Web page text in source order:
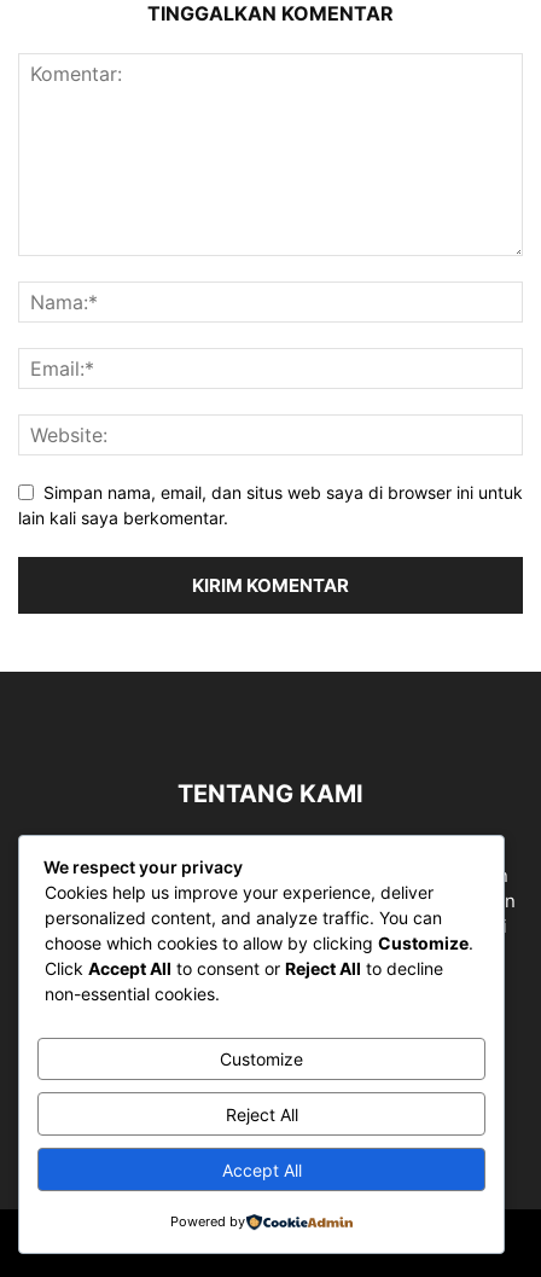
TINGGALKAN KOMENTAR
Simpan nama, email, dan situs web saya di browser ini untuk
lain kali saya berkomentar.
TENTANG KAMI
bergerak di ruang jurnalistik, sebagai entitas pemberian
ruang Publik, Media merupakan literasi mutlak diperlukan
sebagai kemampuan dasar berpikir kritis untuk hidup di
abad informasi.
Hubungi kami:
IKUTI KAMI
We respect your privacy
Cookies help us improve your experience, deliver
personalized content, and analyze traffic. You can
choose which cookies to allow by clicking Customize.
Click Accept All to consent or Reject All to decline
non-essential cookies.
Customize
Reject All
Accept All
Powered by